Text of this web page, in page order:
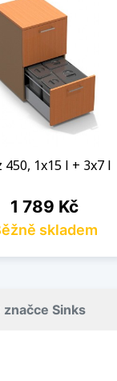
450, 1x15 l + 3x7 l
Cena
1 789 Kč
skladem
značce Sinks